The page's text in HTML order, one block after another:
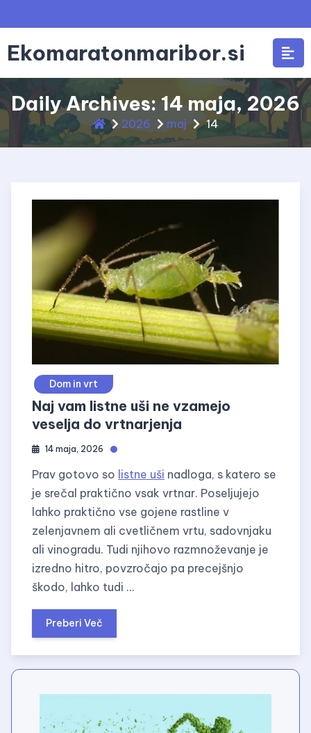
to
content
Ekomaratonmaribor.si
Daily Archives: 14 maja, 2026
2026 maj 14
Dom in vrt
Naj vam listne uši ne vzamejo
veselja do vrtnarjenja
14 maja, 2026
Prav gotovo so listne uši nadloga, s katero se
je srečal praktično vsak vrtnar. Poseljujejo
lahko praktično vse gojene rastline v
zelenjavnem ali cvetličnem vrtu, sadovnjaku
ali vinogradu. Tudi njihovo razmnoževanje je
izredno hitro, povzročajo pa precejšnjo
škodo, lahko tudi …
Preberi Več